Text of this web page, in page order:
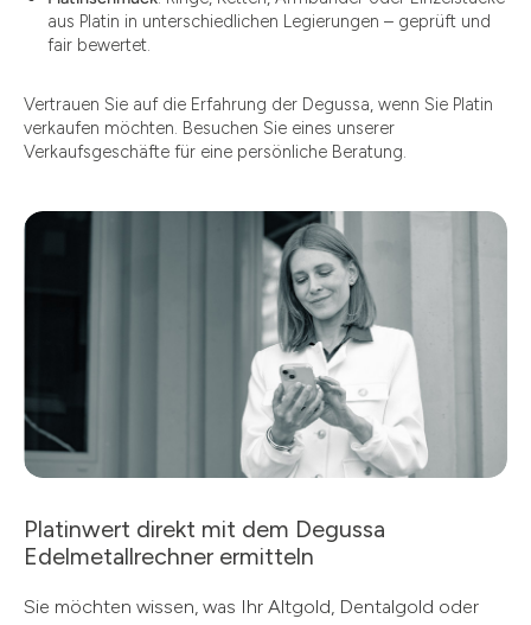
aus Platin in unterschiedlichen Legierungen – geprüft und
fair bewertet.
Vertrauen Sie auf die Erfahrung der Degussa, wenn Sie Platin
verkaufen möchten. Besuchen Sie eines unserer
Verkaufsgeschäfte für eine persönliche Beratung.
Platinwert direkt mit dem Degussa
Edelmetallrechner ermitteln
Sie möchten wissen, was Ihr Altgold, Dentalgold oder